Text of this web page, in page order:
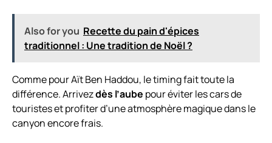
Also for you Recette du pain d'épices
traditionnel : Une tradition de Noël ?
Comme pour Aït Ben Haddou, le timing fait toute la
différence. Arrivezdès l’aube pour éviter les cars de
touristes et profiter d’une atmosphère magique dans le
canyon encore frais.